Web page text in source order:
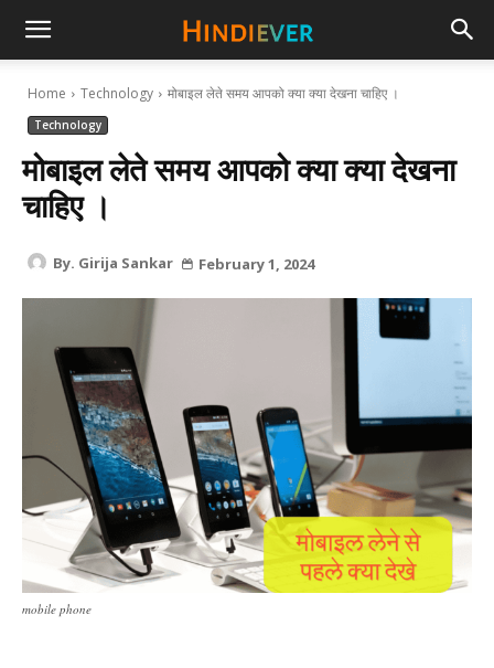
hindiever
Home Technology मोबाइल लेते समय आपको क्या क्या देखना चाहिए ।
Technology
मोबाइल लेते समय आपको क्या क्या देखना
चाहिए ।
By. Girija Sankar February 1, 2024
mobile phone